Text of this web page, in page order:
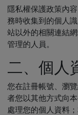
隱私權保護政策內
務時收集到的個人
站以外的相關連結
管理的人員。
二、個人
您在註冊帳號、瀏
者您以其他方式向
處理您的個人資料